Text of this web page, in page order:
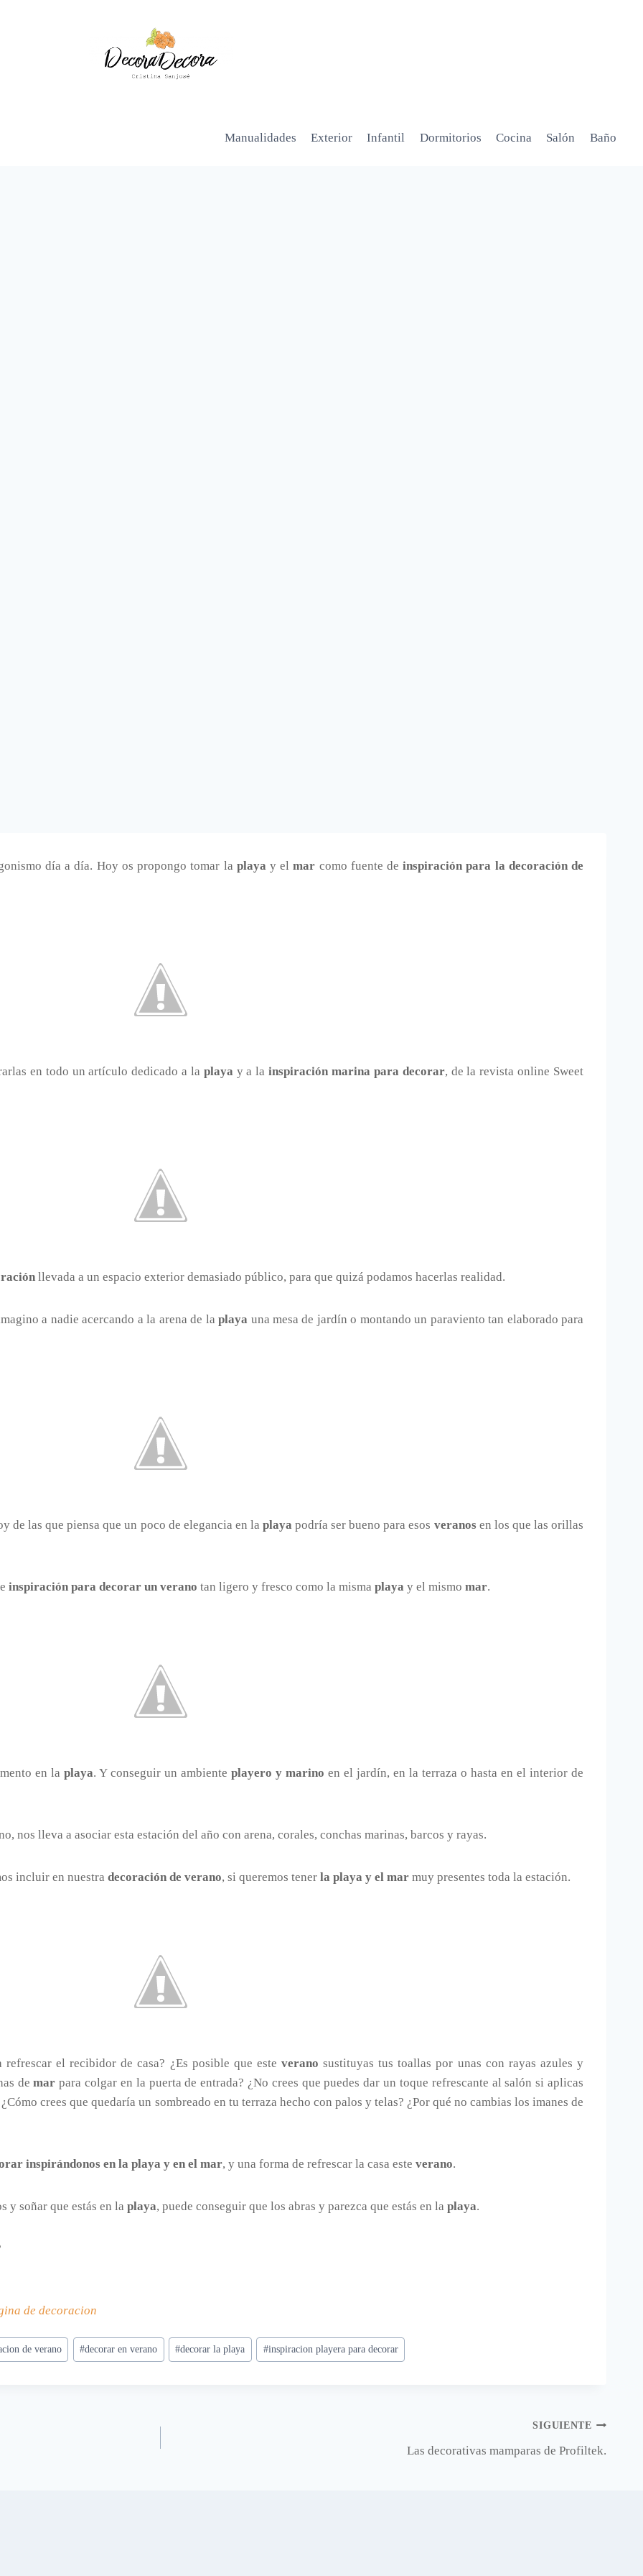
Manualidades Exterior Infantil Dormitorios Cocina Salón Baño
día a día. Hoy os propongo tomar la playa y elmar como fuente deinspiración para la decoración de
en todo un artículo dedicado a la playa y a lainspiración marina para decorar, de la revista online Sweet
llevada a un espacio exterior demasiado público, para que quizá podamos hacerlas realidad.
a nadie acercando a la arena de laplaya una mesa de jardín o montando un paraviento tan elaborado para
de las que piensa que un poco de elegancia en la playa podría ser bueno para esos veranosen los que las orillas
inspiración para decorar un verano tan ligero y fresco como la misma playa y el mismo mar.
en la playa. Y conseguir un ambiente playero y marino en el jardín, en la terraza o hasta en el interior de
nos lleva a asociar esta estación del año con arena, corales, conchas marinas, barcos y rayas.
incluir en nuestra decoración de verano, si queremos tener la playa y el mar muy presentes toda la estación.
el recibidor de casa? ¿Es posible que este verano sustituyas tus toallas por unas con rayas azules y
demar para colgar en la puerta de entrada? ¿No crees que puedes dar un toque refrescante al salón si aplicas
crees que quedaría un sombreado en tu terraza hecho con palos y telas? ¿Por qué no cambias los imanes de
inspirándonos en la playa y en el mar, y una forma de refrescar la casa este verano.
y soñar que estás en la playa, puede conseguir que los abras y parezca que estás en la playa.
de decoracion
de verano #decorar en verano #decorar la playa #inspiracion playera para decorar
SIGUIENTE
Las decorativas mamparas de Profiltek.